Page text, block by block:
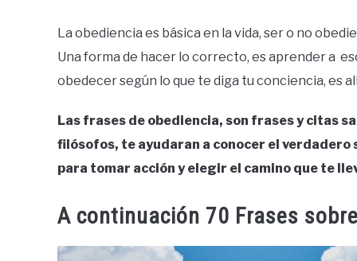
La obediencia es básica en la vida, ser o no
Una forma de hacer lo correcto, es aprender a
obedecer según lo que te diga tu conciencia, es
Las frases de obediencia, son frases y citas
filósofos, te ayudaran a conocer el
para tomar acción y elegir el camino que te
A continuación 70 Frases